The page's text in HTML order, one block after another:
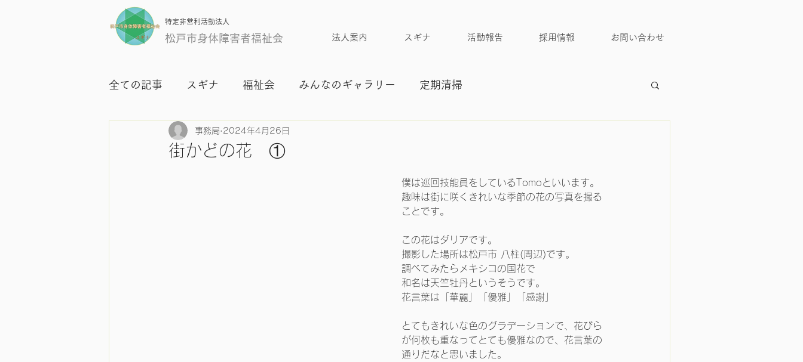
特定非営利活動法人
松戸市身体障害者福祉会 法人案内 スギナ 活動報告 採用情報 お問い合わせ
全ての記事 スギナ 福祉会 みんなのギャラリー 定期清掃
街かどの花 ①
事務局 2024年4月26日
僕は巡回技能員をしているTomoといいます。
趣味は街に咲くきれいな季節の花の写真を撮る
ことです。
この花はダリアです。
撮影した場所は松戸市 八柱(周辺)です。
調べてみたらメキシコの国花で
和名は天竺牡丹というそうです。
花言葉は「華麗」「優雅」「感謝」
とてもきれいな色のグラデーションで、花びら
が何枚も重なってとても優雅なので、花言葉の
通りだなと思いました。